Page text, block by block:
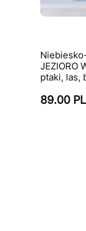
JEZIORO
ptaki, las,
89.00